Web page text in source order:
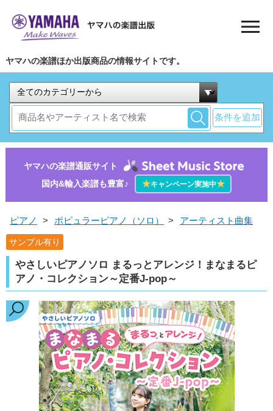
ヤマハの楽譜ほか出版商品の情報サイトです。
条件を追加
ヤマハの楽譜通販サイト
国内&輸入楽譜も豊富♪
★キャンペーン実施中★
ピアノ > ポピュラーピアノ（ソロ） > アーティスト曲集
サンプル有り
やさしいピアノソロ まるっとアレンジ！まなまるピ
アノ・コレクション～定番J-pop～